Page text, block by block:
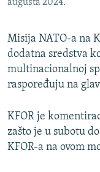
POST SCRIPTUM
MOJA EVROPA
TRI DECENIJE OD
NASTANAK I RASPAD
augusta 2024.
Misija NATO-a na
dodatna sredstva
multinacionalnoj
raspoređuju na
KFOR je
zašto je u subotu
KFOR-a na ovom